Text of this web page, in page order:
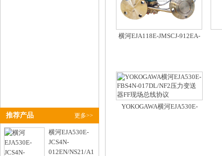
更多>>
推荐产品
横河EJA530E-
JCS4N-
012EN/NS21/A1
横河EJA118E-JMSCJ-912EA-
YOKOGAWA横河EJA530E-